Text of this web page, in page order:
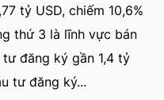
tỷ USD, chiếm 10,6%
thứ 3 là lĩnh vực bán
đăng ký gần 1,4 tỷ
tư đăng ký...